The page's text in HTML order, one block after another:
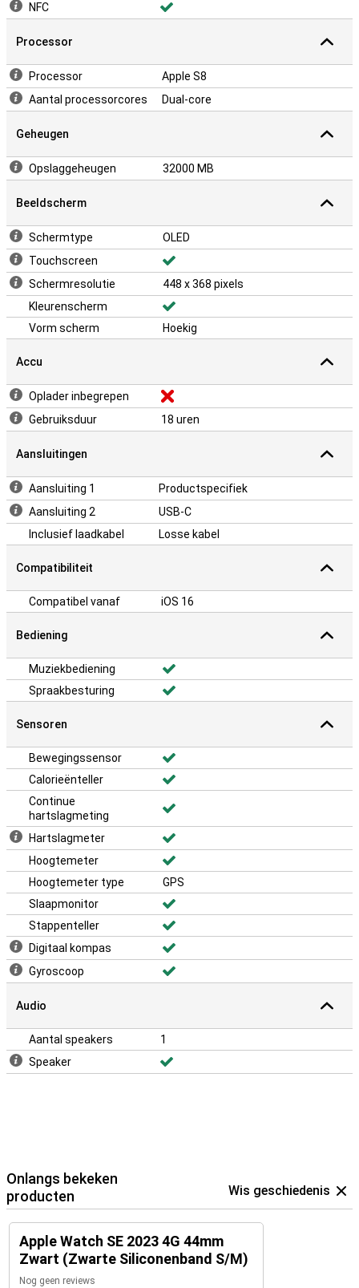
NFC
Processor
Processor
Apple S8
Aantal processorcores
Dual-core
Geheugen
Opslaggeheugen 32000 MB
Beeldscherm
Schermtype
OLED
Touchscreen
Schermresolutie
448 x 368 pixels
Kleurenscherm
Vorm scherm
Hoekig
Accu
Oplader inbegrepen
Gebruiksduur
18 uren
Aansluitingen
Aansluiting 1
Productspecifiek
Aansluiting 2
USB-C
Inclusief laadkabel
Losse kabel
Compatibiliteit
Compatibel vanaf iOS 16
Bediening
Muziekbediening
Spraakbesturing
Sensoren
Bewegingssensor
Calorieënteller
Continue
hartslagmeting
Hartslagmeter
Hoogtemeter
Hoogtemeter type
GPS
Slaapmonitor
Stappenteller
Digitaal kompas
Gyroscoop
Audio
Aantal speakers
1
Speaker
Onlangs bekeken
producten
Wis geschiedenis
Apple Watch SE 2023 4G 44mm
Zwart (Zwarte Siliconenband S/M)
Nog geen reviews